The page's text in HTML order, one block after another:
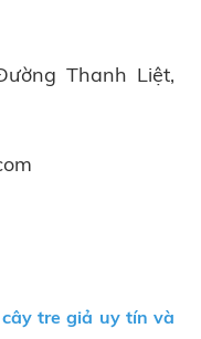
Thanh Liệt,
tre giả uy tín và